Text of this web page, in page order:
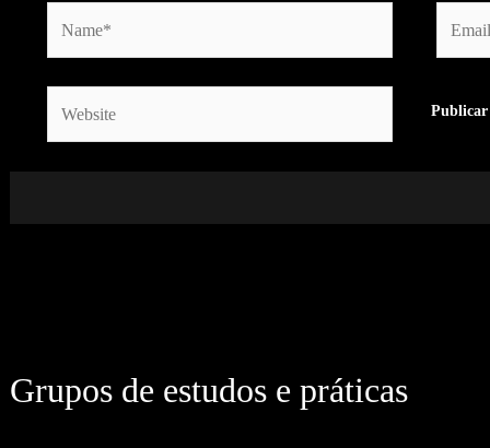
Grupos de estudos e práticas